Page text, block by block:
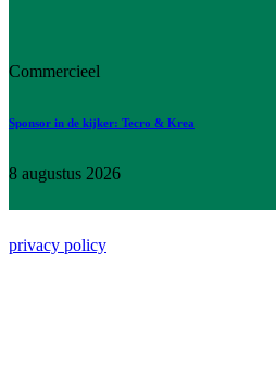
Commercieel
Sponsor in de kijker: Tecro & Krea
8 augustus 2026
privacy policy